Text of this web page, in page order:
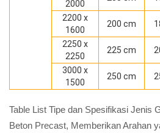
2000
2200 x
1600
200 cm
2250 x
2250
225 cm
3000 x
1500
250 cm
Table List Tipe dan Spesifikasi Jenis
Beton Precast, Memberikan Arahan